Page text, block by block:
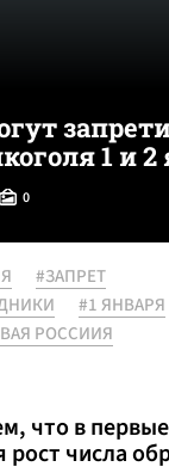
1 и 2
0
#ЗАПРЕТ
#1 ЯНВАРЯ
РОССИИЯ
что в
рост числа